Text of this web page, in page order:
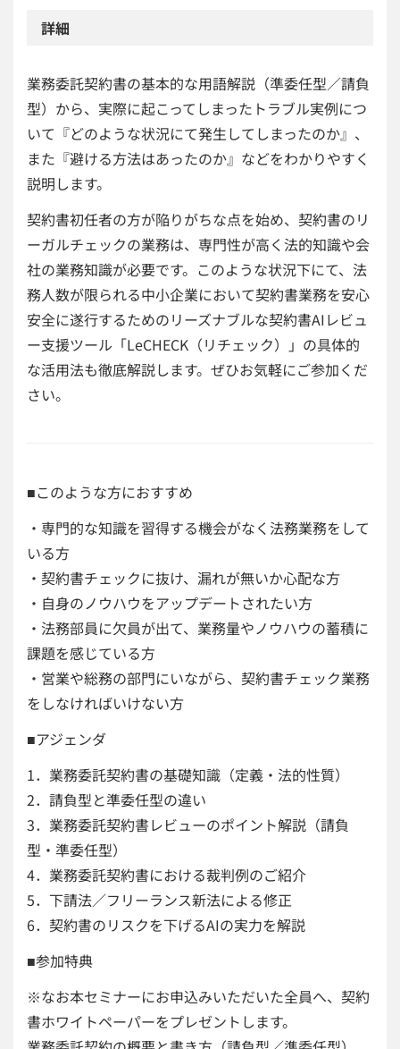
詳細
業務委託契約書の基本的な用語解説（準委任型／請負
型）から、実際に起こってしまったトラブル実例につ
いて『どのような状況にて発生してしまったのか』、
また『避ける方法はあったのか』などをわかりやすく
説明します。
契約書初任者の方が陥りがちな点を始め、契約書のリ
ーガルチェックの業務は、専門性が高く法的知識や会
社の業務知識が必要です。このような状況下にて、法
務人数が限られる中小企業において契約書業務を安心
安全に遂行するためのリーズナブルな契約書AIレビュ
ー支援ツール「LeCHECK（リチェック）」の具体的
な活用法も徹底解説します。ぜひお気軽にご参加くだ
さい。
■このような方におすすめ
・専門的な知識を習得する機会がなく法務業務をして
いる方
・契約書チェックに抜け、漏れが無いか心配な方
・自身のノウハウをアップデートされたい方
・法務部員に欠員が出て、業務量やノウハウの蓄積に
課題を感じている方
・営業や総務の部門にいながら、契約書チェック業務
をしなければいけない方
■アジェンダ
1．業務委託契約書の基礎知識（定義・法的性質）
2．請負型と準委任型の違い
3．業務委託契約書レビューのポイント解説（請負
型・準委任型）
4．業務委託契約書における裁判例のご紹介
5．下請法／フリーランス新法による修正
6．契約書のリスクを下げるAIの実力を解説
■参加特典
※なお本セミナーにお申込みいただいた全員へ、契約
書ホワイトペーパーをプレゼントします。